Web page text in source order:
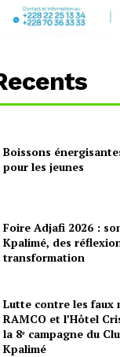
Boissons
pour les jeunes
Foire Adjafi 2026 :
Kpalimé, des
transformation
Lutte contre les faux
RAMCO et l’Hôtel
la 8ᵉ campagne du
Kpalimé